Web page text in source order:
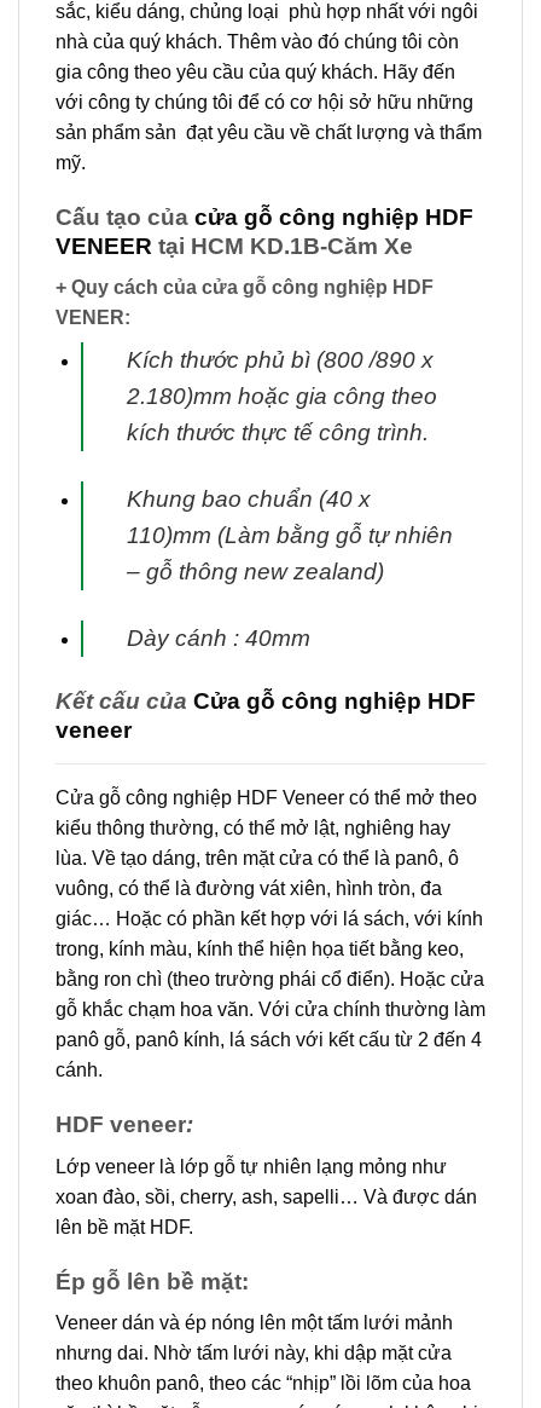
sắc, kiểu dáng, chủng loại phù hợp nhất với ngôi
nhà của quý khách. Thêm vào đó chúng tôi còn
gia công theo yêu cầu của quý khách. Hãy đến
với công ty chúng tôi để có cơ hội sở hữu những
sản phẩm sản đạt yêu cầu về chất lượng và thẩm
mỹ.
Cấu tạo của cửa gỗ công nghiệp HDF
VENEER tại HCM KD.1B-Căm Xe
+ Quy cách của cửa gỗ công nghiệp HDF
VENER:
Kích thước phủ bì (800 /890 x
2.180)mm hoặc gia công theo
kích thước thực tế công trình.
Khung bao chuẩn (40 x
110)mm (Làm bằng gỗ tự nhiên
– gỗ thông new zealand)
Dày cánh : 40mm
Kết cấu của Cửa gỗ công nghiệp HDF
veneer
Cửa gỗ công nghiệp HDF Veneer có thể mở theo
kiểu thông thường, có thể mở lật, nghiêng hay
lùa. Về tạo dáng, trên mặt cửa có thể là panô, ô
vuông, có thể là đường vát xiên, hình tròn, đa
giác… Hoặc có phần kết hợp với lá sách, với kính
trong, kính màu, kính thể hiện họa tiết bằng keo,
bằng ron chì (theo trường phái cổ điển). Hoặc cửa
gỗ khắc chạm hoa văn. Với cửa chính thường làm
panô gỗ, panô kính, lá sách với kết cấu từ 2 đến 4
cánh.
HDF veneer:
Lớp veneer là lớp gỗ tự nhiên lạng mỏng như
xoan đào, sồi, cherry, ash, sapelli… Và được dán
lên bề mặt HDF.
Ép gỗ lên bề mặt:
Veneer dán và ép nóng lên một tấm lưới mảnh
nhưng dai. Nhờ tấm lưới này, khi dập mặt cửa
theo khuôn panô, theo các “nhịp” lồi lõm của hoa